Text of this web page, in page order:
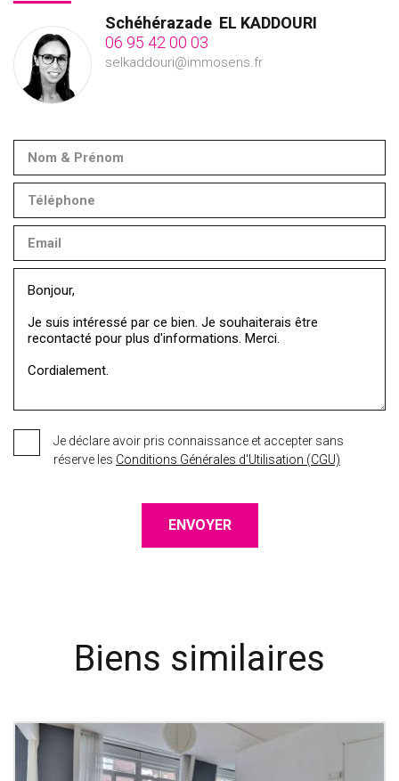
Schéhérazade EL KADDOURI
06 95 42 00 03
selkaddouri@immosens.fr
Je déclare avoir pris connaissance et accepter sans
réserve les Conditions Générales d'Utilisation (CGU)
ENVOYER
Biens similaires